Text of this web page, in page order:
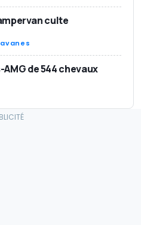
culte
de 544 chevaux